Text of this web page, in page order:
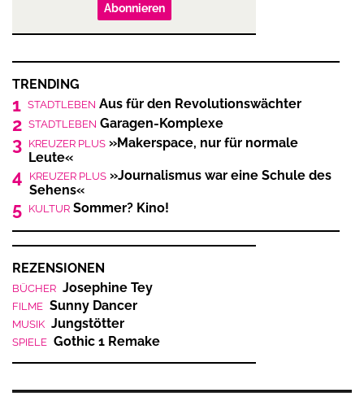
Abonnieren
TRENDING
1 STADTLEBEN Aus für den Revolutionswächter
2 STADTLEBEN Garagen-Komplexe
3 KREUZER PLUS »Makerspace, nur für normale
Leute«
4 KREUZER PLUS »Journalismus war eine Schule des
Sehens«
5 KULTUR Sommer? Kino!
REZENSIONEN
BÜCHER Josephine Tey
FILME Sunny Dancer
MUSIK Jungstötter
SPIELE Gothic 1 Remake